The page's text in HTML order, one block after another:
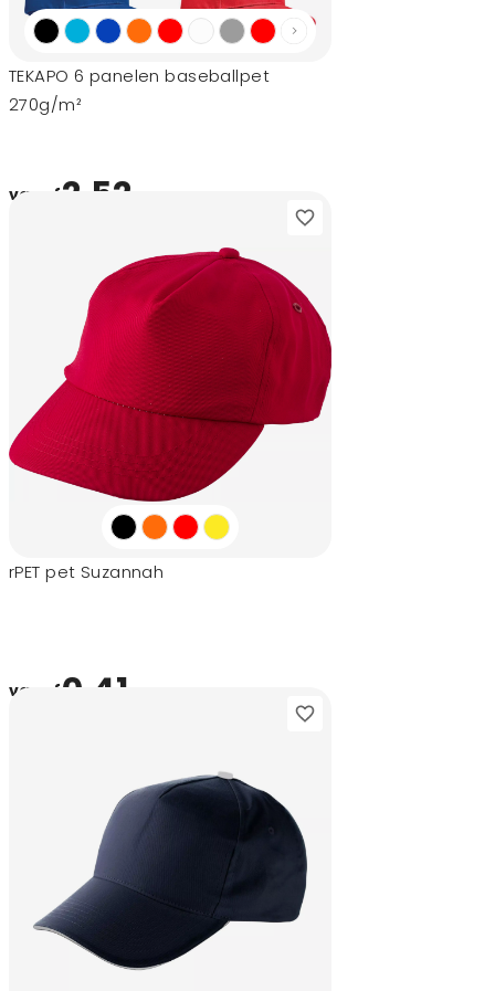
TEKAPO 6 panelen baseballpet
270g/m²
vanaf2,52
rPET pet Suzannah
vanaf0,41